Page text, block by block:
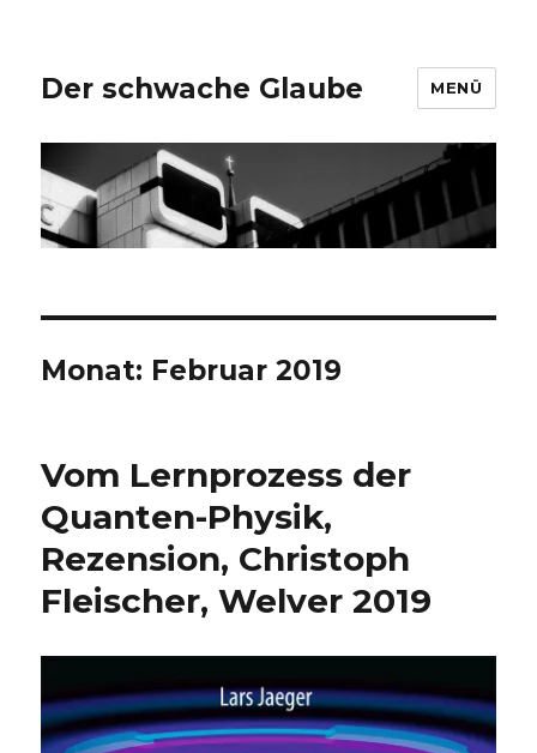
Der schwache Glaube MENÜ
Monat: Februar 2019
Vom Lernprozess der
Quanten-Physik,
Rezension, Christoph
Fleischer, Welver 2019